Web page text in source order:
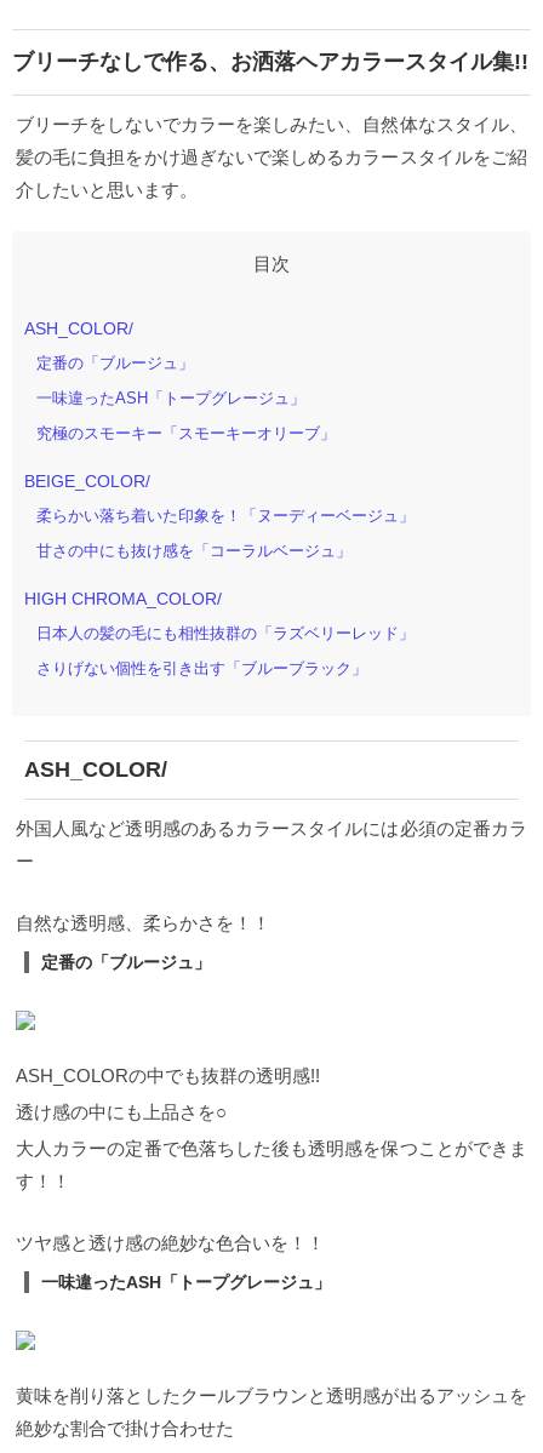
ブリーチなしで作る、お洒落ヘアカラースタイル集!!
ブリーチをしないでカラーを楽しみたい、自然体なスタイル、
髪の毛に負担をかけ過ぎないで楽しめるカラースタイルをご紹
介したいと思います。
ASH_COLOR/
定番の「ブルージュ」
一味違ったASH「トープグレージュ」
究極のスモーキー「スモーキーオリーブ」
BEIGE_COLOR/
柔らかい落ち着いた印象を！「ヌーディーベージュ」
甘さの中にも抜け感を「コーラルベージュ」
HIGH CHROMA_COLOR/
日本人の髪の毛にも相性抜群の「ラズベリーレッド」
さりげない個性を引き出す「ブルーブラック」
ASH_COLOR/
外国人風など透明感のあるカラースタイルには必須の定番カラ
ー
自然な透明感、柔らかさを！！
定番の「ブルージュ」
ASH_COLORの中でも抜群の透明感!!
透け感の中にも上品さを○
大人カラーの定番で色落ちした後も透明感を保つことができま
す！！
ツヤ感と透け感の絶妙な色合いを！！
一味違ったASH「トープグレージュ」
黄味を削り落としたクールブラウンと透明感が出るアッシュを
絶妙な割合で掛け合わせた